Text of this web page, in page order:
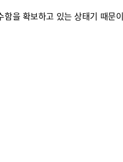
을 확보하고 있는 상태기 때문